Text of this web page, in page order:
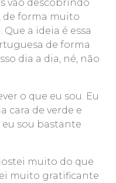
vão descobrindo
de forma muito
a ideia é essa
de forma
dia a dia, né, não
o que eu sou. Eu
cara de verde e
sou bastante
muito do que
muito gratificante